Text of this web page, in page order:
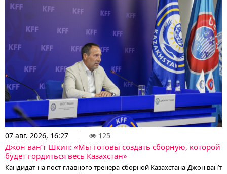
07 авг. 2026, 16:27 125
Джон ван’т Шкип: «Мы готовы создать сборную, которой
будет гордиться весь Казахстан»
Кандидат на пост главного тренера сборной Казахстана Джон ван’т